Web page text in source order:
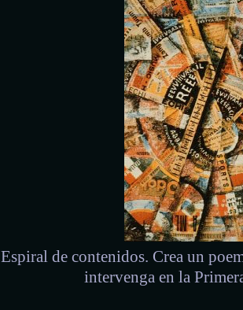
Espiral de contenidos. Crea un
intervenga en la